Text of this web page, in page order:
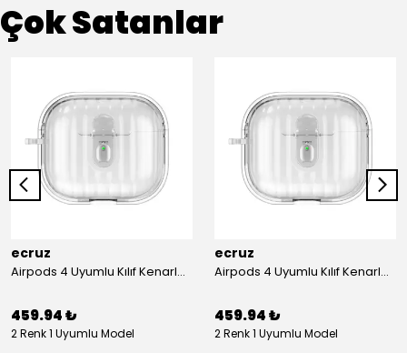
Çok Satanlar
ecruz
Airpods 4 Uyumlu Kılıf Kenarları Renkli Şeffaf Dilimli Silikon Ecruz Airbag 40 Uyumlu Kılıf
459.94 ₺
2 Renk 1 Uyumlu Model
ecruz
Airpods 4 Uyumlu Kılıf Kenarları Renkli Şeffaf Dilimli Silikon Ecruz Airbag 40 Uyumlu Kılıf
459.94 ₺
2 Renk 1 Uyumlu Model